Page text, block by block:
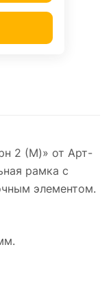
2 (M)» от Арт-
рамка с
элементом.